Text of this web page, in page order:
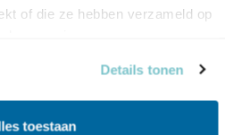
of die ze hebben verzameld op
Details tonen
toestaan